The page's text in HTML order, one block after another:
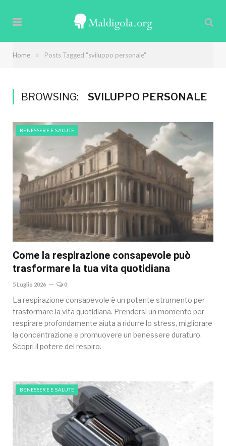
Home » Posts Tagged "sviluppo personale"
BROWSING: SVILUPPO PERSONALE
BENESSERE E SALUTE
Come la respirazione consapevole può
trasformare la tua vita quotidiana
5 Luglio 2026 0
La respirazione consapevole è un potente strumento per
trasformare la vita quotidiana. Prendersi un momento per
respirare profondamente aiuta a ridurre lo stress, migliorare
la concentrazione e promuovere un benessere duraturo.
Scopri il potere del respiro.
BENESSERE E SALUTE